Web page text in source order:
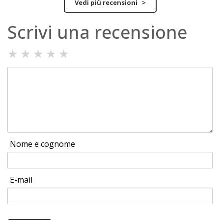
Vedi più recensioni >
Scrivi una recensione
★ ★ ★ ★ ★
Nome e cognome
E-mail